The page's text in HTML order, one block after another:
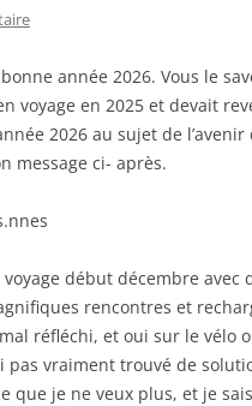
année 2026. Vous le
voyage en 2025 et devait
2026 au sujet de l’avenir
message ci- après.
début décembre avec
rencontres et
mal réfléchi, et oui sur le vélo
pas vraiment trouvé de
que je ne veux plus, et je